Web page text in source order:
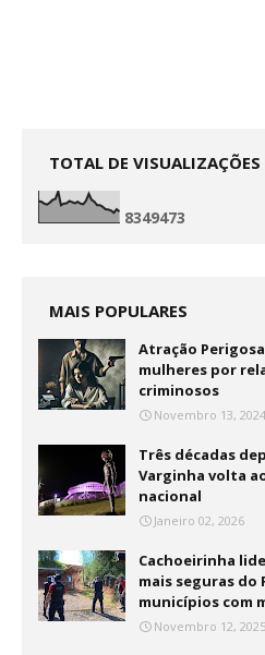
TOTAL DE
8349473
MAIS POPULARES
Atração
mulheres por
criminosos
Novembro 13, 2024
Três décadas
Varginha volta
nacional
Janeiro 02, 2026
Cachoeirinha
mais seguras do
municípios com
Novembro 12, 2025